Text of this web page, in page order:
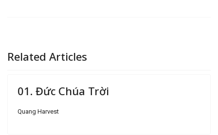
Related Articles
01. Đức Chúa Trời
Quang Harvest